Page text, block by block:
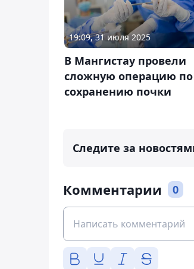
19:09, 31 июля 2025
В Мангистау провели
сложную операцию по
сохранению почки
Следите за
Комментарии 0